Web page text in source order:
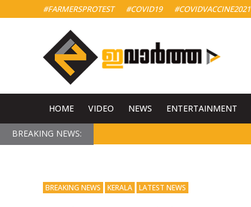
#FARMERSPROTEST #COVID19 #COVIDVACCINE2021
HOME VIDEO NEWS ENTERTAINMENT
BREAKING NEWS:
BREAKING NEWS KERALA LATEST NEWS